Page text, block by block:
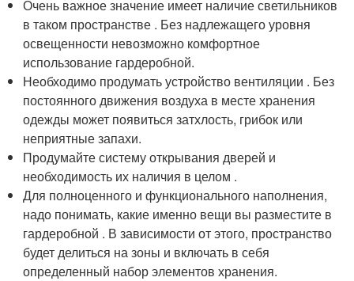
Очень важное значение имеет наличие светильников
в таком пространстве . Без надлежащего уровня
освещенности невозможно комфортное
использование гардеробной.
Необходимо продумать устройство вентиляции . Без
постоянного движения воздуха в месте хранения
одежды может появиться затхлость, грибок или
неприятные запахи.
Продумайте систему открывания дверей и
необходимость их наличия в целом .
Для полноценного и функционального наполнения,
надо понимать, какие именно вещи вы разместите в
гардеробной . В зависимости от этого, пространство
будет делиться на зоны и включать в себя
определенный набор элементов хранения.